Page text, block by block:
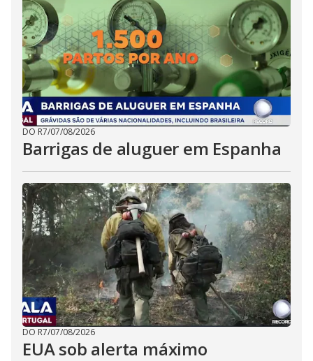
DO R7/07/08/2026
Barrigas de aluguer em Espanha
DO R7/07/08/2026
EUA sob alerta máximo